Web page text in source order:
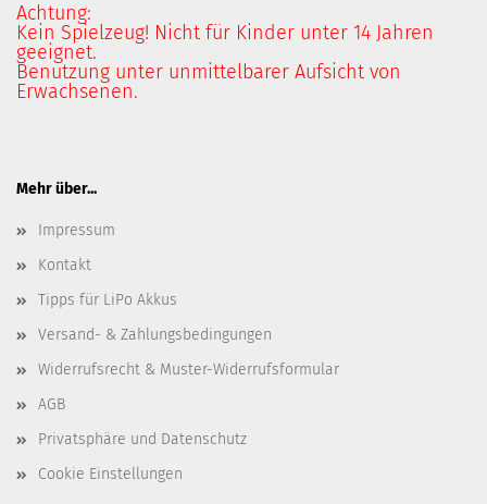
Achtung:
Kein Spielzeug! Nicht für Kinder unter 14 Jahren
geeignet.
Benutzung unter unmittelbarer Aufsicht von
Erwachsenen.
Mehr über...
Impressum
Kontakt
Tipps für LiPo Akkus
Versand- & Zahlungsbedingungen
Widerrufsrecht & Muster-Widerrufsformular
AGB
Privatsphäre und Datenschutz
Cookie Einstellungen